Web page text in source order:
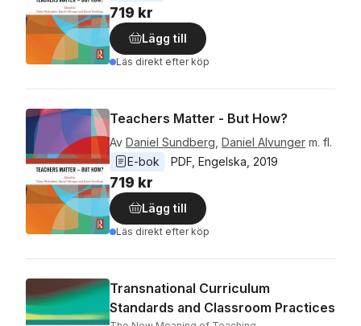
719 kr
Lägg till
Läs direkt efter köp
Teachers Matter - But How?
Av Daniel Sundberg Daniel Alvunger m. fl.
E-bok
PDF Engelska 2019
719 kr
Lägg till
Läs direkt efter köp
Transnational Curriculum
Standards and Classroom Practices